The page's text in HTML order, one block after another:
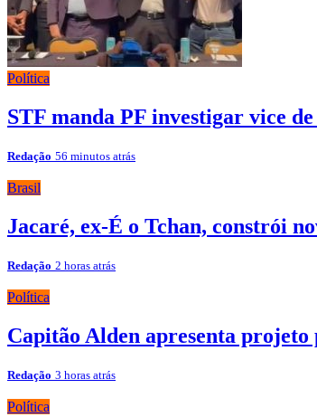
Política
STF manda PF investigar vice
Redação 56 minutos atrás
Brasil
Jacaré, ex-É o Tchan, constrói
Redação 2 horas atrás
Política
Capitão Alden apresenta
Redação 3 horas atrás
Política